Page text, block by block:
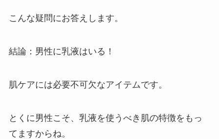
こんな疑問にお答えします。
結論：男性に乳液はいる！
肌ケアには必要不可欠なアイテムです。
とくに男性こそ、乳液を使うべき肌の特徴をもっ
てますからね。